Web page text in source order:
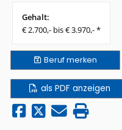
Gehalt:
€ 2.700,- bis € 3.970,- *
Berufmerken
als PDF anzeigen